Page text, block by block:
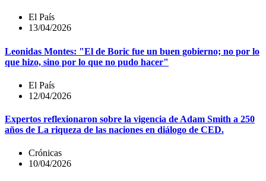
El País
13/04/2026
Leonidas Montes: "El de Boric fue un buen gobierno; no por lo
que hizo, sino por lo que no pudo hacer"
El País
12/04/2026
Expertos reflexionaron sobre la vigencia de Adam Smith a 250
años de La riqueza de las naciones en diálogo de CED.
Crónicas
10/04/2026